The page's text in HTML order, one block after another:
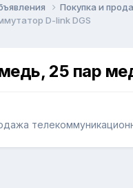
Покупка и
D-link DGS
25 пар